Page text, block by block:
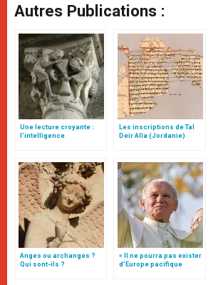
Autres Publications :
Une lecture croyante :
l’intelligence
Les inscriptions de Tal
Deir Alla (Jordanie)
Anges ou archanges ?
Qui sont-ils ?
« Il ne pourra pas exister
d’Europe pacifique